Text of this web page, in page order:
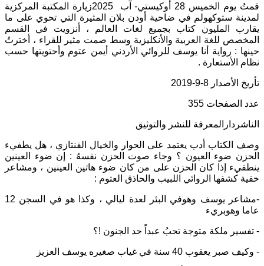
قمتُ يوم الخميس 28 أوكيستي- آب 2025زيارة المكتبة المركزية
لمدينة ستوكهولم في ضاحية أودن بلان المثيرة التي تحوي على ما
يقارب المليون كتاب بجميع لغات العالم ، أنزويت في القسم
المخصص للغة العربية والأنكليزية وسط صمت مثير للقراء ، أخترتُ
حينها : رواية أنا يوسف للروائي الأردني أيمن عتوم وأحتويتها حسب
نظام الأستعارة .
تأريخ الأصدار 8-9-2019
عدد الصفحات 355
الناشردارالمعرفة للنشر والتوثيق
وصف الكتاب أدب يعتمد على الحوار والخيال الفنتازي ، هل يطفيء
الحزن ضوء العيون ؟ وجاء صوت الحزن نفسهُ : إن ضوء العينين
ينطفيء إذا كان الحزن على من كان ضوء هاتين العينين ، ومشاعر
خفية كشفها الروائي اللبيب والحاذق العتوم :
-مشاعر يوسف وهوفي البئر لعدة ليالي ، وكذا هو في السجن 12
عاما وهوبريء
- تفسير ملكة متوجة تحبُ عبداً حد الجنون !؟
- وكيف صبر يعقوب 40 سنة في غياب صغيره يوسف العزيز